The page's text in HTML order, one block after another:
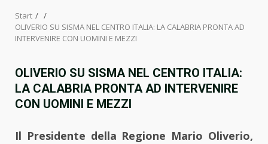
Start
OLIVERIO SU SISMA NEL CENTRO ITALIA: LA CALABRIA PRONTA AD
INTERVENIRE CON UOMINI E MEZZI
OLIVERIO SU SISMA NEL CENTRO ITALIA:
LA CALABRIA PRONTA AD INTERVENIRE
CON UOMINI E MEZZI
Il Presidente della Regione Mario Oliverio,